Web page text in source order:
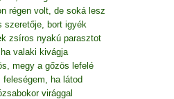
régen volt, de soká lesz
szeretője, bort igyék
zsíros nyakú parasztot
valaki kivágja
megy a gőzös lefelé
feleségem, ha látod
virággal